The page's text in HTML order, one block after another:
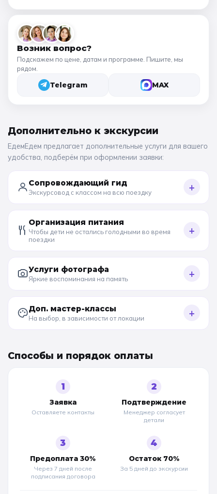
Возник вопрос?
Подскажем по цене, датам и программе. Пишите, мы
рядом.
Telegram MAX
Дополнительно к экскурсии
ЕдемЕдем предлагает дополнительные услуги для вашего
удобства, подберём при оформлении заявки:
Сопровождающий гид
Экскурсовод с классом на всю поездку +
Организация питания
Чтобы дети не остались голодными во время
поездки
+
Услуги фотографа
Яркие воспоминания на память +
Доп. мастер-классы
На выбор, в зависимости от локации +
Способы и порядок оплаты
1
Заявка
Оставляете контакты
2
Подтверждение
Менеджер согласует
детали
3
Предоплата 30%
Через 7 дней после
подписания договора
4
Остаток 70%
За 5 дней до экскурсии